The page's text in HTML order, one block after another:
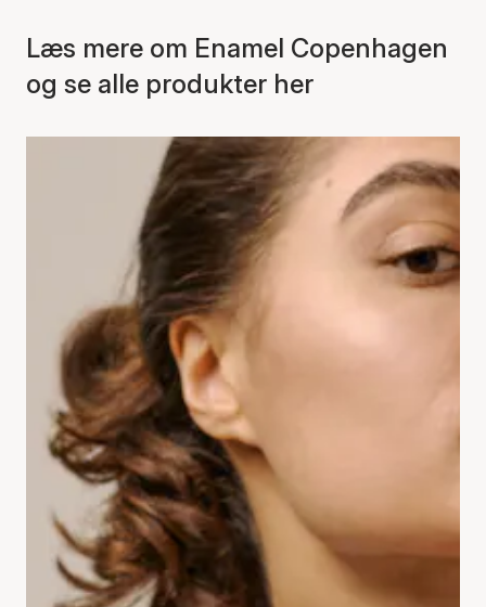
Læs mere om Enamel Copenhagen
og se alle produkter her